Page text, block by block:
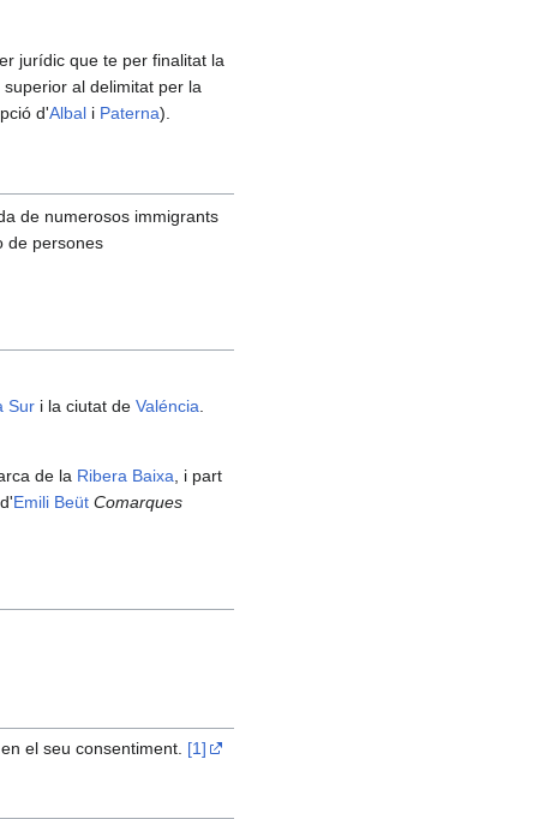
jurídic que te per finalitat la
al delimitat per la
d'Albal i Paterna).
de numerosos immigrants
de persones
Sur i la ciutat de Valéncia
de la Ribera Baixa , i part
Emili Beüt Comarques
el seu consentiment. [1]